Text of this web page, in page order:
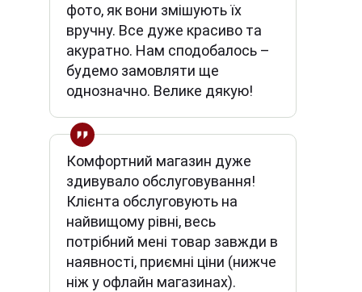
фото, як вони змішують їх
вручну. Все дуже красиво та
акуратно. Нам сподобалось –
будемо замовляти ще
однозначно. Велике дякую!
Комфортний магазин дуже
здивувало обслуговування!
Клієнта обслуговують на
найвищому рівні, весь
потрібний мені товар завжди в
наявності, приємні ціни (нижче
ніж у офлайн магазинах).